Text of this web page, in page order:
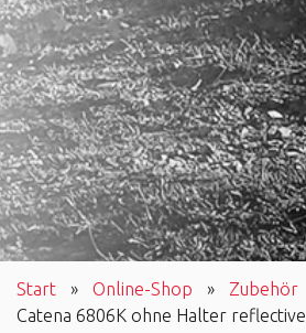
Start » Online-Shop » Zubehör
Catena 6806K ohne Halter reflective